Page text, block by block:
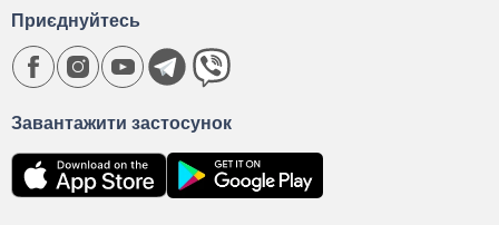
Завантажити застосунок
Приєднуйтесь